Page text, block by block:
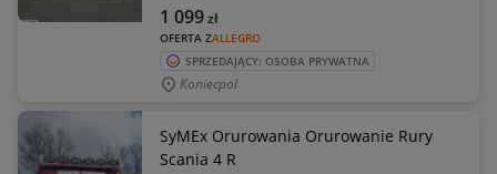
OFERTA ZALLEGRO
1 099zł
SPRZEDAJĄCY: OSOBA PRYWATNA
Koniecpol
SyMEx Orurowania Orurowanie Rury
Scania 4 R